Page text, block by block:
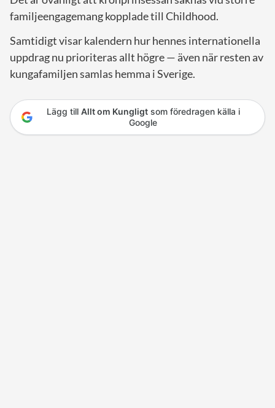
familjeengagemang kopplade till Childhood.
Samtidigt visar kalendern hur hennes internationella
uppdrag nu prioriteras allt högre — även när resten av
kungafamiljen samlas hemma i Sverige.
Lägg till Allt om Kungligtsom föredragen källa i
Google